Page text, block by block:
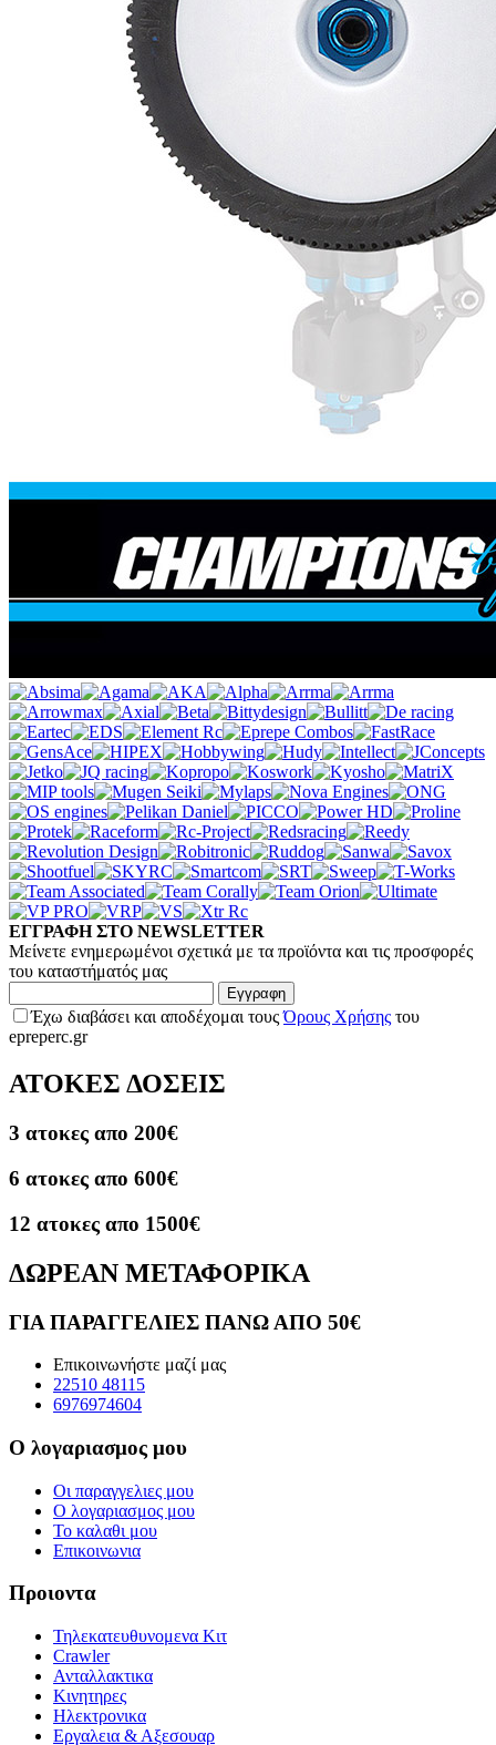
ΕΓΓΡΑΦΗ ΣΤΟ NEWSLETTER
Μείνετε ενημερωμένοι σχετικά με τα προϊόντα και τις προσφορές
του καταστήματός μας
Εγγραφη
Έχω διαβάσει και αποδέχομαι τουςΌρους Χρήσης του
epreperc.gr
ΑΤΟΚΕΣ ΔΟΣΕΙΣ
3 ατοκες απο 200€
6 ατοκες απο 600€
12 ατοκες απο 1500€
ΔΩΡΕΑΝ ΜΕΤΑΦΟΡΙΚΑ
ΓΙΑ ΠΑΡΑΓΓΕΛΙΕΣ ΠΑΝΩ ΑΠΟ 50€
Επικοινωνήστε μαζί μας
22510 48115
6976974604
Ο λογαριασμος μου
Οι παραγγελιες μου
Ο λογαριασμος μου
Το καλαθι μου
Επικοινωνια
Προιοντα
Τηλεκατευθυνομενα Κιτ
Crawler
Ανταλλακτικα
Κινητηρες
Ηλεκτρονικα
Εργαλεια & Αξεσουαρ